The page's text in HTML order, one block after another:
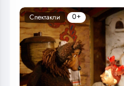
Спектакли 0+